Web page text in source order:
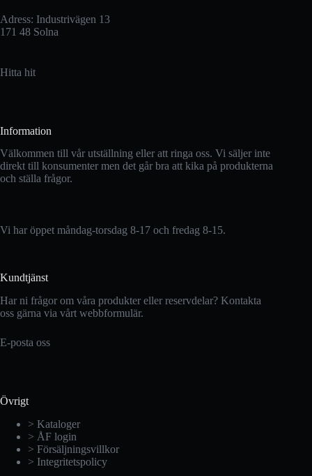
Adress: Industrivägen 13
171 48 Solna
Hitta hit
Information
Välkommen till vår utställning eller att ringa oss. Vi säljer inte
direkt till konsumenter men det går bra att kika på produkterna
och ställa frågor.
Vi har öppet måndag-torsdag 8-17 och fredag 8-15.
Kundtjänst
Har ni frågor om våra produkter eller reservdelar? Kontakta
oss gärna via vårt webbformulär.
E-posta oss
Övrigt
> Kataloger
> ÅF login
> Försäljningsvillkor
> Integritetspolicy